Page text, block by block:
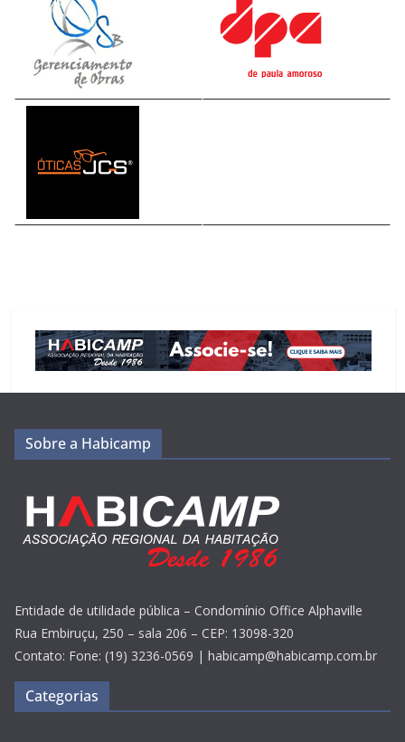
Sobre a Habicamp
Entidade de utilidade pública – Condomínio Office Alphaville
Rua Embiruçu, 250 – sala 206 – CEP: 13098-320
Contato: Fone: (19) 3236-0569 | habicamp@habicamp.com.br
Categorias